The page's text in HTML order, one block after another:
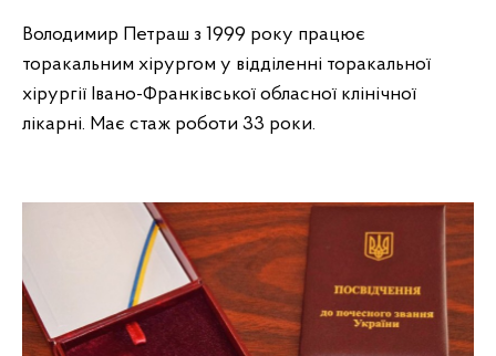
Володимир Петраш з 1999 року працює
торакальним хірургом у відділенні торакальної
хірургії Івано-Франківської обласної клінічної
лікарні. Має стаж роботи 33 роки.